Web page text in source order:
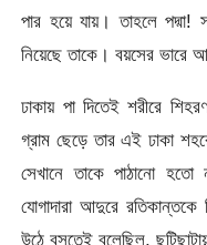
পার হয়ে যায়। তাহলে
নিয়েছে তাকে। বয়সের ভারে
ঢাকায় পা দিতেই শরীরে
গ্রাম ছেড়ে তার এই ঢাকা
সেখানে তাকে পাঠানো
যোগাদারা আদুরে
উঠে বসতেই বলেছিল,